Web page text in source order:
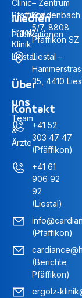
– Zentrum
Staldenbach
5/7, 8808
Pfäffikon SZ
Liestal –
35, 4410
Kontakt
+41 52
303 47 47
(Pfäffikon)
+41 61
906 92
92
(Liestal)
(Pfäffikon)
(Berichte
Pfäffikon)
Clinic
Pfäffikon
Ergolz
Klinik
Liestal
Über
uns
Team
&
Ärzte
Medien
Publikationen